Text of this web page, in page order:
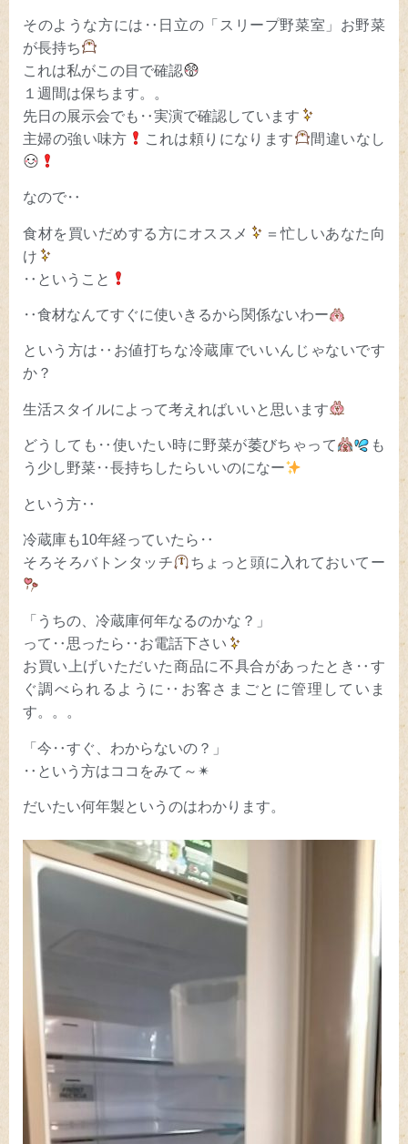
そのような方には‥日立の「スリープ野菜室」お野菜
が長持ち
これは私がこの目で確認
１週間は保ちます。。
先日の展示会でも‥実演で確認しています
主婦の強い味方
これは頼りになります 間違いなし
なので‥
食材を買いだめする方にオススメ
＝忙しいあなた向
け
‥ということ
‥食材なんてすぐに使いきるから関係ないわー
という方は‥お値打ちな冷蔵庫でいいんじゃないです
か？
生活スタイルによって考えればいいと思います
どうしても‥使いたい時に野菜が萎びちゃって
も
う少し野菜‥長持ちしたらいいのになー
という方‥
冷蔵庫も10年経っていたら‥
そろそろバトンタッチ
ちょっと頭に入れておいてー
「うちの、冷蔵庫何年なるのかな？」
って‥思ったら‥お電話下さい
お買い上げいただいた商品に不具合があったとき‥す
ぐ調べられるように‥お客さまごとに管理していま
す。。。
「今‥すぐ、わからないの？」
‥という方はココをみて～✴
だいたい何年製というのはわかります。